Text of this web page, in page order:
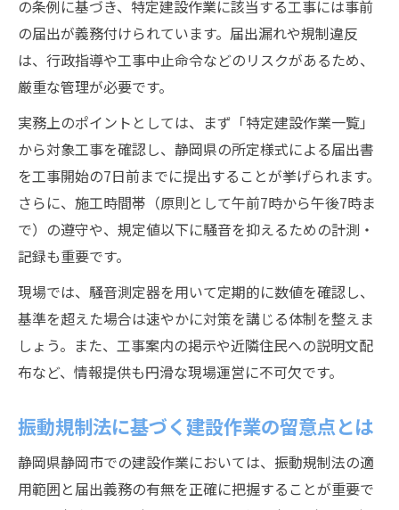
の条例に基づき、特定建設作業に該当する工事には事前
の届出が義務付けられています。届出漏れや規制違反
は、行政指導や工事中止命令などのリスクがあるため、
厳重な管理が必要です。
実務上のポイントとしては、まず「特定建設作業一覧」
から対象工事を確認し、静岡県の所定様式による届出書
を工事開始の7日前までに提出することが挙げられます。
さらに、施工時間帯（原則として午前7時から午後7時ま
で）の遵守や、規定値以下に騒音を抑えるための計測・
記録も重要です。
現場では、騒音測定器を用いて定期的に数値を確認し、
基準を超えた場合は速やかに対策を講じる体制を整えま
しょう。また、工事案内の掲示や近隣住民への説明文配
布など、情報提供も円滑な現場運営に不可欠です。
振動規制法に基づく建設作業の留意点とは
静岡県静岡市での建設作業においては、振動規制法の適
用範囲と届出義務の有無を正確に把握することが重要で